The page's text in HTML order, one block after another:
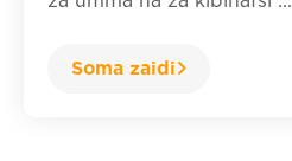
Soma zaidi